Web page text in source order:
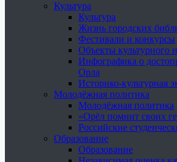
Культура
Культура
Жизнь городских
Фестивали и конкурсы
Объекты культурного
Инфографика о
Орла
Историко-культурная
Молодёжная политика
Молодёжная политика
«Орёл помнит своих
Российские
Образование
Образование